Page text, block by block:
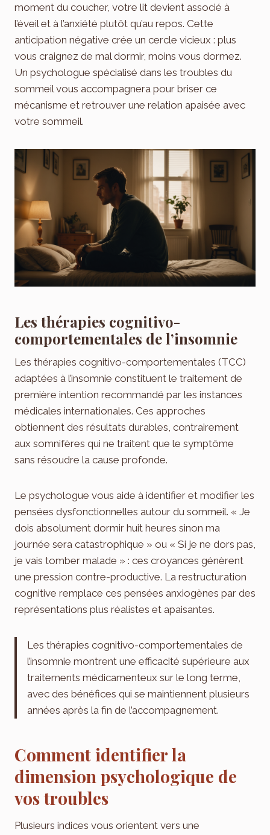
moment du coucher, votre lit devient associé à
l’éveil et à l’anxiété plutôt qu’au repos. Cette
anticipation négative crée un cercle vicieux : plus
vous craignez de mal dormir, moins vous dormez.
Un psychologue spécialisé dans les troubles du
sommeil vous accompagnera pour briser ce
mécanisme et retrouver une relation apaisée avec
votre sommeil.
Les thérapies cognitivo-
comportementales de l’insomnie
Les thérapies cognitivo-comportementales (TCC)
adaptées à l’insomnie constituent le traitement de
première intention recommandé par les instances
médicales internationales. Ces approches
obtiennent des résultats durables, contrairement
aux somnifères qui ne traitent que le symptôme
sans résoudre la cause profonde.
Le psychologue vous aide à identifier et modifier les
pensées dysfonctionnelles autour du sommeil. « Je
dois absolument dormir huit heures sinon ma
journée sera catastrophique » ou « Si je ne dors pas,
je vais tomber malade » : ces croyances génèrent
une pression contre-productive. La restructuration
cognitive remplace ces pensées anxiogènes par des
représentations plus réalistes et apaisantes.
Les thérapies cognitivo-comportementales de
l’insomnie montrent une efficacité supérieure aux
traitements médicamenteux sur le long terme,
avec des bénéfices qui se maintiennent plusieurs
années après la fin de l’accompagnement.
Comment identifier la
dimension psychologique de
vos troubles
Plusieurs indices vous orientent vers une